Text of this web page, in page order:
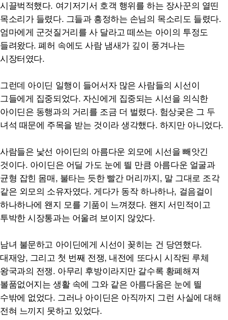
시끌벅적했다. 여기저기서 호객 행위를 하는 장사꾼의 열띤
목소리가 들렸다. 그들과 흥정하는 손님의 목소리도 들렸다.
엄마에게 군것질거리를 사 달라고 떼쓰는 아이의 투정도
들려왔다. 폐허 속에도 사람 냄새가 깊이 풍겨나는
시장터였다.
그런데 아이딘 일행이 들어서자 많은 사람들의 시선이
그들에게 집중되었다. 자신에게 집중되는 시선을 의식한
아이딘은 동행과의 거리를 조금 더 벌렸다. 험상궂은 그 두
녀석 때문에 주목을 받는 것이라 생각했다. 하지만 아니었다.
사람들은 낯선 아이딘의 아름다운 외모에 시선을 빼앗긴
것이다. 아이딘은 어딜 가도 눈에 띌 만큼 아름다운 얼굴과
균형 잡힌 몸매, 불타는 듯한 빨간 머리까지, 말 그대로 조각
같은 외모의 소유자였다. 게다가 동작 하나하나, 걸음걸이
하나하나에 왠지 모를 기품이 느껴졌다. 왠지 서민적이고
투박한 시장통과는 어울려 보이지 않았다.
남녀 불문하고 아이딘에게 시선이 꽂히는 건 당연했다.
대재앙, 그리고 첫 번째 전쟁, 내전에 또다시 시작된 루체
왕국과의 전쟁. 아무리 후방이라지만 갈수록 황폐해져
볼품없어지는 생활 속에 그와 같은 아름다움은 눈에 띌
수밖에 없었다. 그러나 아이딘은 아직까지 그런 사실에 대해
전혀 느끼지 못하고 있었다.